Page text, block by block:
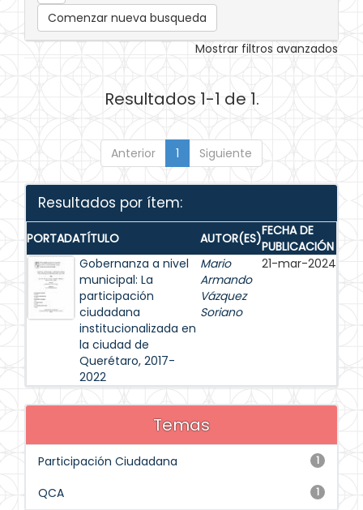
Comenzar nueva busqueda
Mostrar filtros avanzados
Resultados 1-1 de 1.
Anterior 1 Siguiente
Resultados por ítem:
PORTADATÍTULO AUTOR(ES)FECHA DE
PUBLICACIÓN
Gobernanza a nivel
municipal: La
participación
ciudadana
institucionalizada en
la ciudad de
Querétaro, 2017-
2022
Mario
Armando
Vázquez
Soriano
21-mar-2024
Temas
1
Participación Ciudadana
1
QCA